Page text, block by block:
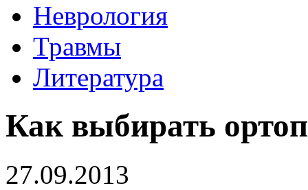
Неврология
Травмы
Литература
Как выбирать
27.09.2013